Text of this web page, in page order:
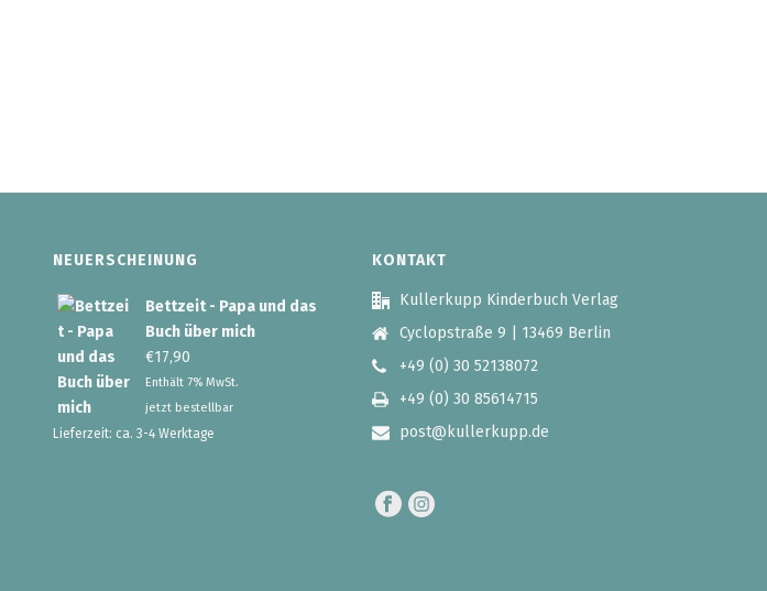
NEUERSCHEINUNG
Bettzeit - Papa und das
Buch über mich
€17,90
Enthält 7% MwSt.
jetzt bestellbar
Lieferzeit: ca. 3-4 Werktage
KONTAKT
Kullerkupp Kinderbuch Verlag
Cyclopstraße 9 | 13469 Berlin
+49 (0) 30 52138072
+49 (0) 30 85614715
post@kullerkupp.de